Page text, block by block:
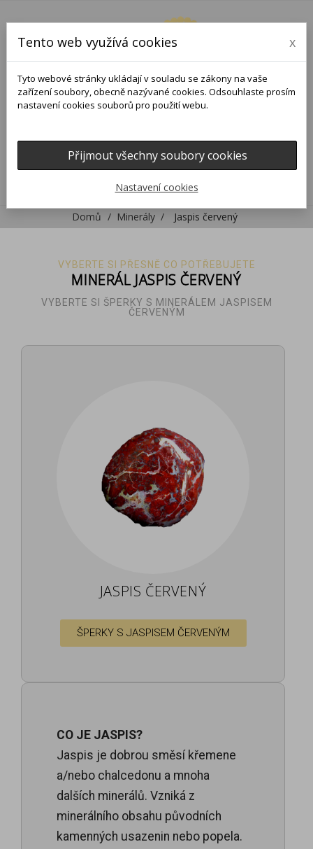
Domů Minerály Jaspis červený
VYBERTE SI PŘESNĚ CO POTŘEBUJETE
MINERÁL JASPIS ČERVENÝ
VYBERTE SI ŠPERKY S MINERÁLEM JASPISEM
ČERVENÝM
JASPIS ČERVENÝ
ŠPERKY S JASPISEM ČERVENÝM
CO JE JASPIS?
Jaspis je dobrou směsí křemene
a/nebo chalcedonu a mnoha
dalších minerálů. Vzniká z
minerálního obsahu původních
kamenných usazenin nebo popela.
Tento web využívá cookies x
Tyto webové stránky ukládají v souladu se zákony na vaše
zařízení soubory, obecně nazývané cookies. Odsouhlaste prosím
nastavení cookies souborů pro použití webu.
Přijmout všechny soubory cookies
Nastavení cookies